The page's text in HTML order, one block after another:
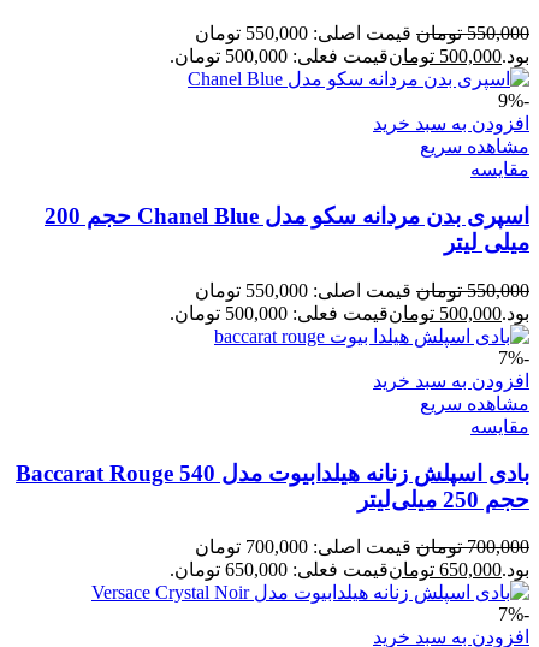
550,000 تومان
قیمت اصلی: 550,000 تومان
بود.500,000 تومانقیمت فعلی: 500,000 تومان.
-9%
افزودن به سبد خرید
مشاهده سریع
مقایسه
اسپری بدن مردانه سکو مدل Chanel Blue حجم 200
میلی لیتر
550,000 تومان
قیمت اصلی: 550,000 تومان
بود.500,000 تومانقیمت فعلی: 500,000 تومان.
-7%
افزودن به سبد خرید
مشاهده سریع
مقایسه
بادی اسپلش زنانه هیلدابیوت مدل Baccarat Rouge 540
حجم 250 میلی‌لیتر
700,000 تومان
قیمت اصلی: 700,000 تومان
بود.650,000 تومانقیمت فعلی: 650,000 تومان.
-7%
افزودن به سبد خرید